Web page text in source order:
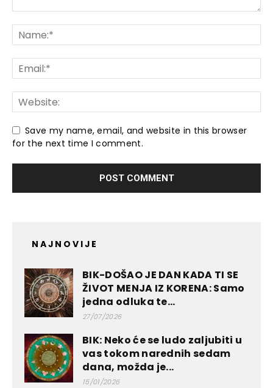
Save my name, email, and website in this browser
for the next time I comment.
NAJNOVIJE
BIK-DOŠAO JE DAN KADA TI SE
ŽIVOT MENJA IZ KORENA: Samo
jedna odluka te...
27/07/2026
BIK: Neko će se ludo zaljubiti u
vas tokom narednih sedam
dana, možda je...
15/01/2026